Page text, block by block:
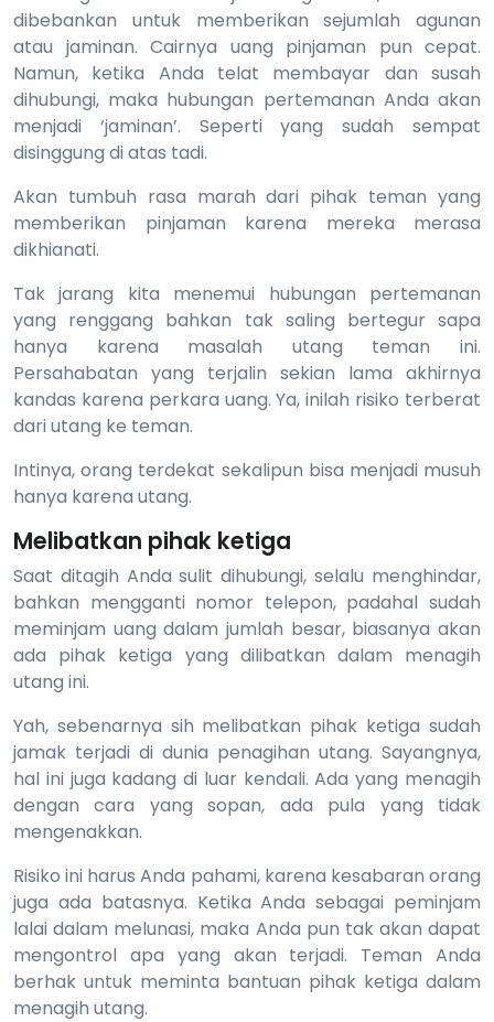
dibebankan untuk memberikan sejumlah agunan
atau jaminan. Cairnya uang pinjaman pun cepat.
Namun, ketika Anda telat membayar dan susah
dihubungi, maka hubungan pertemanan Anda akan
menjadi ‘jaminan’. Seperti yang sudah sempat
disinggung di atas tadi.
Akan tumbuh rasa marah dari pihak teman yang
memberikan pinjaman karena mereka merasa
dikhianati.
Tak jarang kita menemui hubungan pertemanan
yang renggang bahkan tak saling bertegur sapa
hanya karena masalah utang teman ini.
Persahabatan yang terjalin sekian lama akhirnya
kandas karena perkara uang. Ya, inilah risiko terberat
dari utang ke teman.
Intinya, orang terdekat sekalipun bisa menjadi musuh
hanya karena utang.
Melibatkan pihak ketiga
Saat ditagih Anda sulit dihubungi, selalu menghindar,
bahkan mengganti nomor telepon, padahal sudah
meminjam uang dalam jumlah besar, biasanya akan
ada pihak ketiga yang dilibatkan dalam menagih
utang ini.
Yah, sebenarnya sih melibatkan pihak ketiga sudah
jamak terjadi di dunia penagihan utang. Sayangnya,
hal ini juga kadang di luar kendali. Ada yang menagih
dengan cara yang sopan, ada pula yang tidak
mengenakkan.
Risiko ini harus Anda pahami, karena kesabaran orang
juga ada batasnya. Ketika Anda sebagai peminjam
lalai dalam melunasi, maka Anda pun tak akan dapat
mengontrol apa yang akan terjadi. Teman Anda
berhak untuk meminta bantuan pihak ketiga dalam
menagih utang.